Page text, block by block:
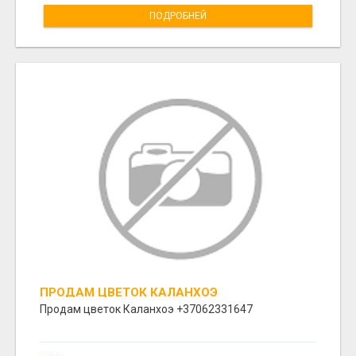
ПОДРОБНЕЙ
ПРОДАМ ЦВЕТОК КАЛАНХОЭ
Продам цветок Каланхоэ +37062331647